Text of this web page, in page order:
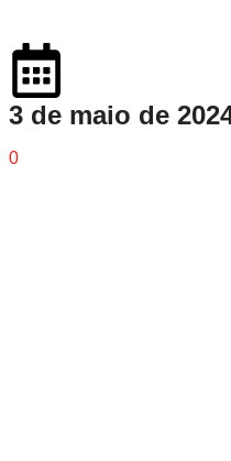
3 de maio de
0